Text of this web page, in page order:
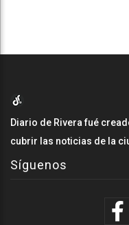
Diario de Rivera fué
cubrir las noticias de la
Síguenos